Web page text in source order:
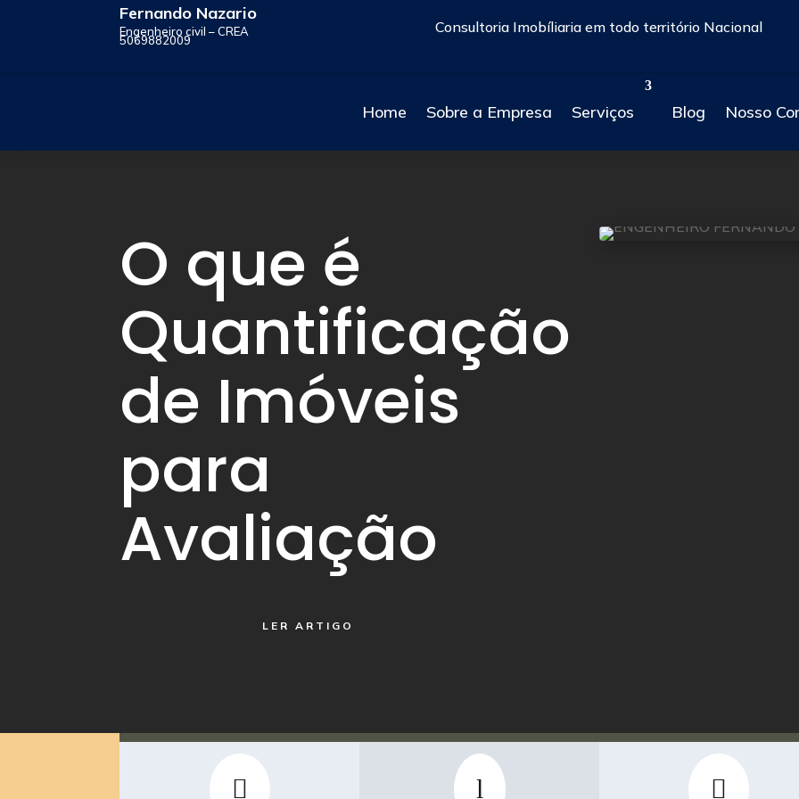
Fernando Nazario
Engenheiro civil – CREA
5069882009
Consultoria Imobíliaria em todo território Nacional
Home Sobre a Empresa Serviços Blog Nosso
O que é
Quantificação
de Imóveis
para
Avaliação
LER ARTIGO
 l 